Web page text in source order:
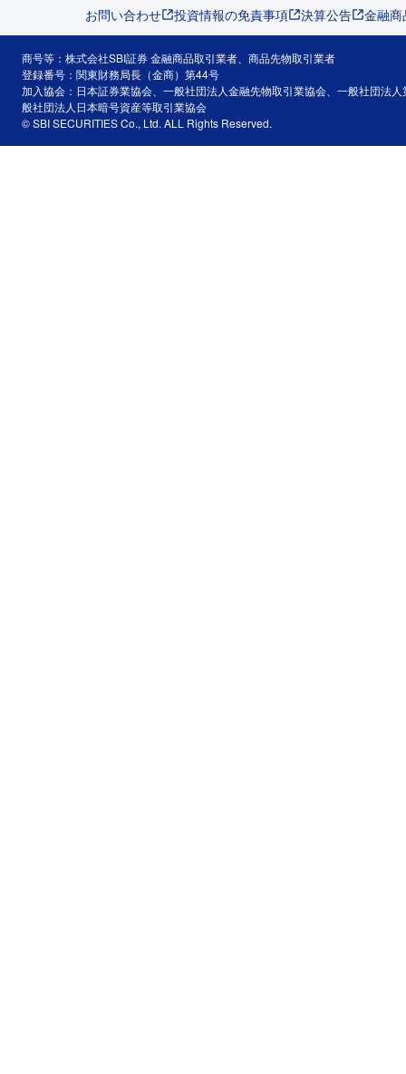
お問い合わせ 投資情報の免責事項 決算公告 金融
商号等：株式会社SBI証券 金融商品取引業者、商品先物取引業者
登録番号：関東財務局長（金商）第44号
加入協会：日本証券業協会、一般社団法人金融先物取引業協会、一般社団法
般社団法人日本暗号資産等取引業協会
© SBI SECURITIES Co., Ltd. ALL Rights Reserved.